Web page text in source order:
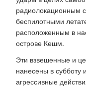
радиолокационным
беспилотными
расположенным в
острове Кешм.
Эти взвешенные и
нанесены в субботу
агрессивные